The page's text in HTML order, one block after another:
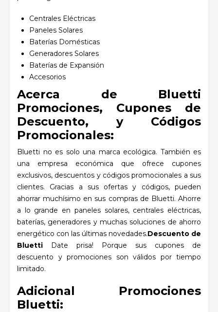
Centrales Eléctricas
Paneles Solares
Baterías Domésticas
Generadores Solares
Baterías de Expansión
Accesorios
Acerca de Bluetti
Promociones, Cupones de
Descuento, y Códigos
Promocionales:
Bluetti no es solo una marca ecológica. También es
una empresa económica que ofrece cupones
exclusivos, descuentos y códigos promocionales a sus
clientes. Gracias a sus ofertas y códigos, pueden
ahorrar muchísimo en sus compras de Bluetti. Ahorre
a lo grande en paneles solares, centrales eléctricas,
baterías, generadores y muchas soluciones de ahorro
energético con las últimas novedades.Descuento de
Bluetti Date prisa! Porque sus cupones de
descuento y promociones son válidos por tiempo
limitado.
Adicional
Promociones
Bluetti: